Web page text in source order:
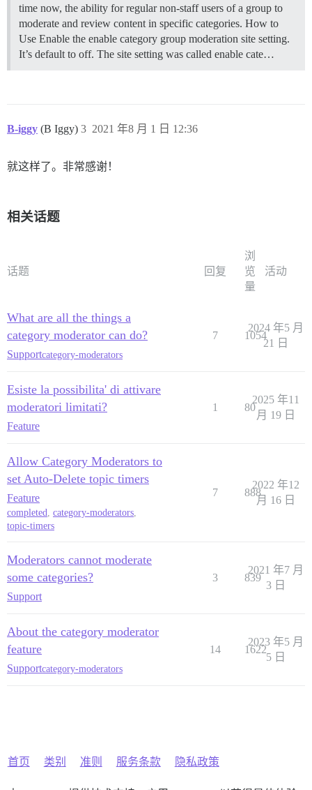
time now, the ability for regular non-staff users of a group to
moderate and review content in specific categories. How to
Use Enable the enable category group moderation site setting.
It’s default to off. The site setting was called enable cate…
B-iggy (B Iggy) 2021 年8 月 1 日 12:36
3
就这样了。非常感谢！
相关话题
话题 回复
浏
览
量
活动
What are all the things a
category moderator can do?
Supportcategory-moderators
7 1054
2024 年5 月
21 日
Esiste la possibilita' di attivare
moderatori limitati?
Feature
1 80
2025 年11
月 19 日
Allow Category Moderators to
set Auto-Delete topic timers
Feature
completed, category-moderators,
topic-timers
7 888
2022 年12
月 16 日
Moderators cannot moderate
some categories?
Support
3 839
2021 年7 月
3 日
About the category moderator
feature
Supportcategory-moderators
14 1622
2023 年5 月
5 日
首页 类别 准则 服务条款 隐私政策